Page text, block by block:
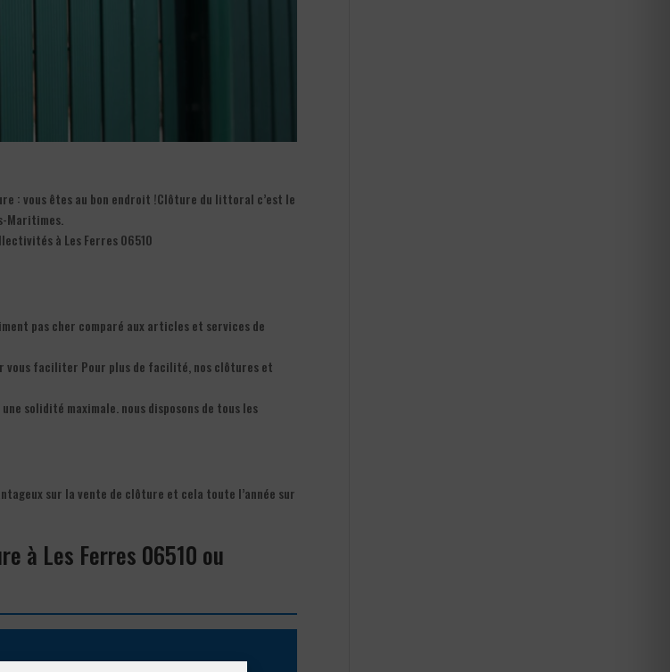
: vous êtes au bon endroit !Clôture du littoral c’est le
Maritimes.
à Les Ferres 06510
pas cher comparé aux articles et services de
vous faciliter Pour plus de facilité, nos clôtures et
solidité maximale. nous disposons de tous les
sur la vente de clôture et cela toute l’année sur
à Les Ferres 06510 ou